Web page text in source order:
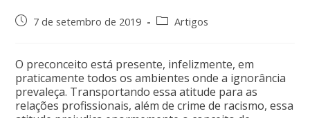
7 de setembro de 2019 Artigos
O preconceito está presente, infelizmente, em
praticamente todos os ambientes onde a ignorância
prevaleça. Transportando essa atitude para as
relações profissionais, além de crime de racismo, essa